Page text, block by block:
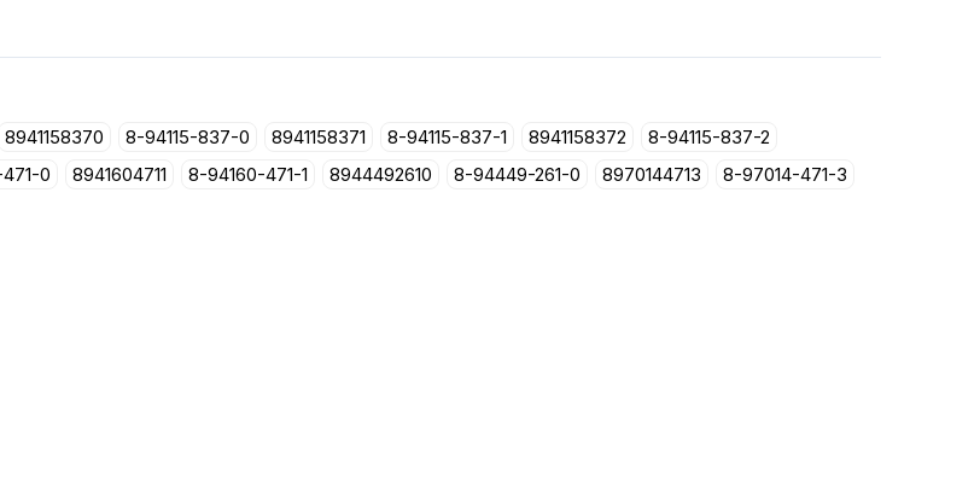
8941158370 8-94115-837-0 8941158371 8-94115-837-1 8941158372
8-94115-837-2
0 8941604711 8-94160-471-1 8944492610 8-94449-261-0 8970144713 8-97014-471-3